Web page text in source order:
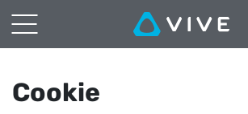
Cookie
Preferences
Cookie